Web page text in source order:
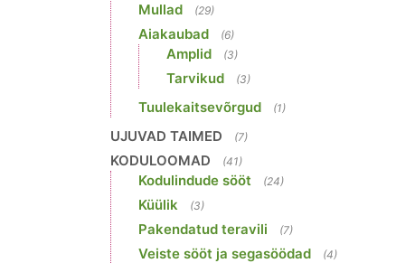
Mullad (29)
Aiakaubad (6)
Amplid (3)
Tarvikud (3)
Tuulekaitsevõrgud (1)
UJUVAD TAIMED (7)
KODULOOMAD (41)
Kodulindude sööt (24)
Küülik (3)
Pakendatud teravili (7)
Veiste sööt ja segasöödad (4)